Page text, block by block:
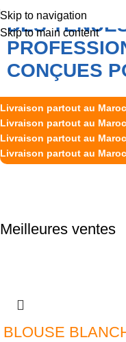
Skip to navigation
Skip to main content
DES
CONÇUES
K2R Creations
avec des vêtements de
adaptés aux exigences
Découvrir nos produits
Livraison partout au Maroc
Livraison partout au Maroc
Livraison partout au Maroc
Livraison partout au Maroc
Meilleures ventes
BLOUSE